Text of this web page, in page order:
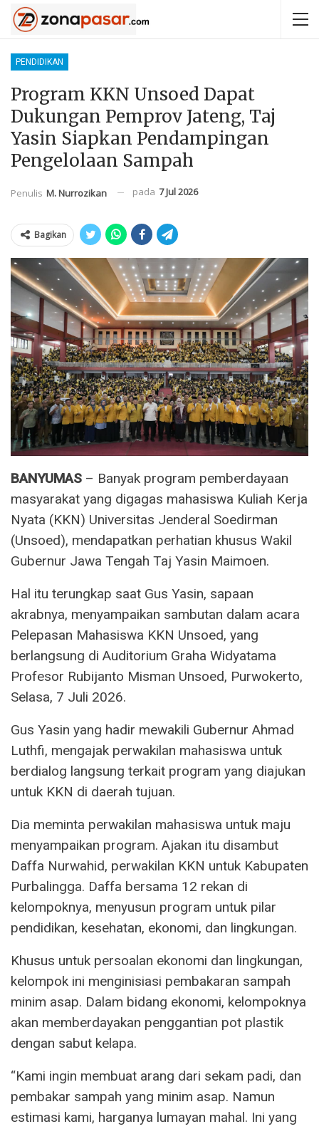
PENDIDIKAN
Program KKN Unsoed Dapat
Dukungan Pemprov Jateng, Taj
Yasin Siapkan Pendampingan
Pengelolaan Sampah
Penulis M. Nurrozikan pada 7 Jul 2026
Bagikan
BANYUMAS – Banyak program pemberdayaan
masyarakat yang digagas mahasiswa Kuliah Kerja
Nyata (KKN) Universitas Jenderal Soedirman
(Unsoed), mendapatkan perhatian khusus Wakil
Gubernur Jawa Tengah Taj Yasin Maimoen.
Hal itu terungkap saat Gus Yasin, sapaan
akrabnya, menyampaikan sambutan dalam acara
Pelepasan Mahasiswa KKN Unsoed, yang
berlangsung di Auditorium Graha Widyatama
Profesor Rubijanto Misman Unsoed, Purwokerto,
Selasa, 7 Juli 2026.
Gus Yasin yang hadir mewakili Gubernur Ahmad
Luthfi, mengajak perwakilan mahasiswa untuk
berdialog langsung terkait program yang diajukan
untuk KKN di daerah tujuan.
Dia meminta perwakilan mahasiswa untuk maju
menyampaikan program. Ajakan itu disambut
Daffa Nurwahid, perwakilan KKN untuk Kabupaten
Purbalingga. Daffa bersama 12 rekan di
kelompoknya, menyusun program untuk pilar
pendidikan, kesehatan, ekonomi, dan lingkungan.
Khusus untuk persoalan ekonomi dan lingkungan,
kelompok ini menginisiasi pembakaran sampah
minim asap. Dalam bidang ekonomi, kelompoknya
akan memberdayakan penggantian pot plastik
dengan sabut kelapa.
“Kami ingin membuat arang dari sekam padi, dan
pembakar sampah yang minim asap. Namun
estimasi kami, harganya lumayan mahal. Ini yang